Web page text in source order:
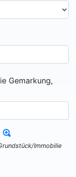
Gemarkung,
Immobilie